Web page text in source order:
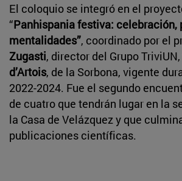
El coloquio se integró en el
“Panhispania festiva: celebración,
mentalidades”, coordinado por el
Zugasti, director del Grupo
d’Artois, de la Sorbona, vigente
2022-2024. Fue el segundo
de cuatro que tendrán lugar en la
la Casa de Velázquez y que
publicaciones científicas.